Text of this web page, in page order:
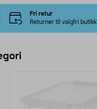
Fri retur
Returner til valgfri butikk